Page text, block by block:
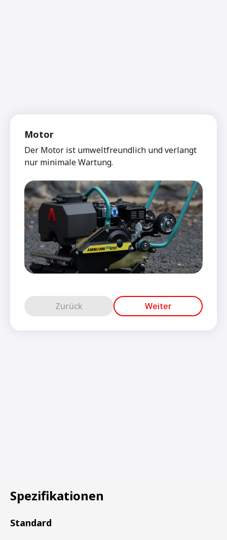
Motor
Der Motor ist umweltfreundlich und verlangt
nur minimale Wartung.
Zurück Weiter
Spezifikationen
Standard